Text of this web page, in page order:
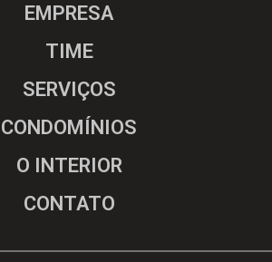
EMPRESA
TIME
SERVIÇOS
CONDOMÍNIOS
O INTERIOR
CONTATO